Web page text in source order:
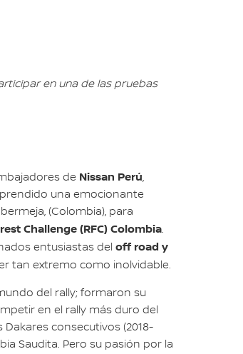
en una de las pruebas
de Nissan Perú,
una emocionante
(Colombia), para
Challenge (RFC) Colombia.
entusiastas del off road y
tan extremo como inolvidable.
del rally; formaron su
en el rally más duro del
consecutivos (2018-
Saudita. Pero su pasión por la